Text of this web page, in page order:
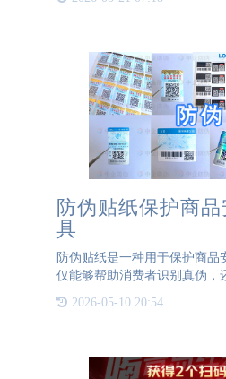
全生命周期的管理和控制，提
防伪贴纸保护商
具
防伪贴纸是一种用于保护商品
仅能够帮助消费者识别真伪，
通过程中被替换、伪造或篡
识别真伪：防伪贴纸通常包含
2026-05-10 20:54